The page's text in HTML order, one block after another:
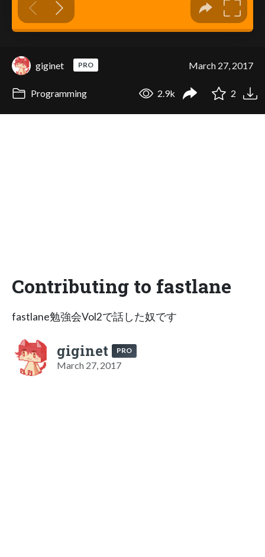
giginet PRO March 27, 2017
Programming 2.9k 2
Contributing to fastlane
fastlane勉強会Vol2で話した奴です
giginet PRO
March 27, 2017